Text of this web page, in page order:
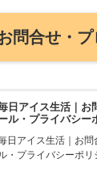
問合せ・
日アイス生活｜お
ル・プライバシー
日アイス生活｜お問
・プライバシーポリ